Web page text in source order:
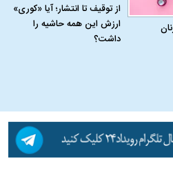
از توقیف تا انتشار؛ آیا «کوری»
ارزش این همه حاشیه را
داشت؟
جنگنده اف-۵